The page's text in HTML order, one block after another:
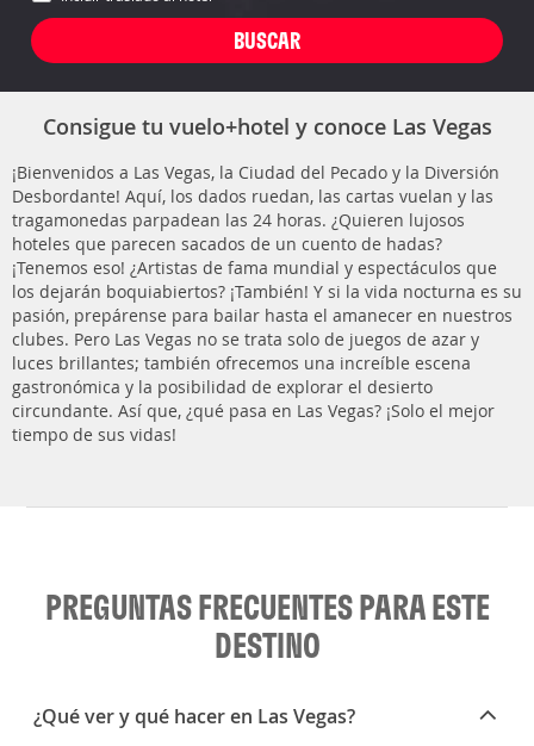
Consigue tu vuelo+hotel y conoce Las Vegas
¡Bienvenidos a Las Vegas, la Ciudad del Pecado y la Diversión
Desbordante! Aquí, los dados ruedan, las cartas vuelan y las
tragamonedas parpadean las 24 horas. ¿Quieren lujosos
hoteles que parecen sacados de un cuento de hadas?
¡Tenemos eso! ¿Artistas de fama mundial y espectáculos que
los dejarán boquiabiertos? ¡También! Y si la vida nocturna es su
pasión, prepárense para bailar hasta el amanecer en nuestros
clubes. Pero Las Vegas no se trata solo de juegos de azar y
luces brillantes; también ofrecemos una increíble escena
gastronómica y la posibilidad de explorar el desierto
circundante. Así que, ¿qué pasa en Las Vegas? ¡Solo el mejor
tiempo de sus vidas!
PREGUNTAS FRECUENTES PARA ESTE
DESTINO
¿Qué ver y qué hacer en Las Vegas?